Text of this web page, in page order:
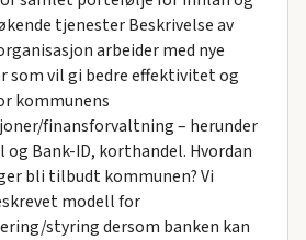
tjenester Beskrivelse av
arbeider med nye
som vil gi bedre effektivitet og
kommunens
finansforvaltning – herunder
Bank-ID, korthandel. Hvordan
bli tilbudt kommunen? Vi
modell for
styring dersom banken kan